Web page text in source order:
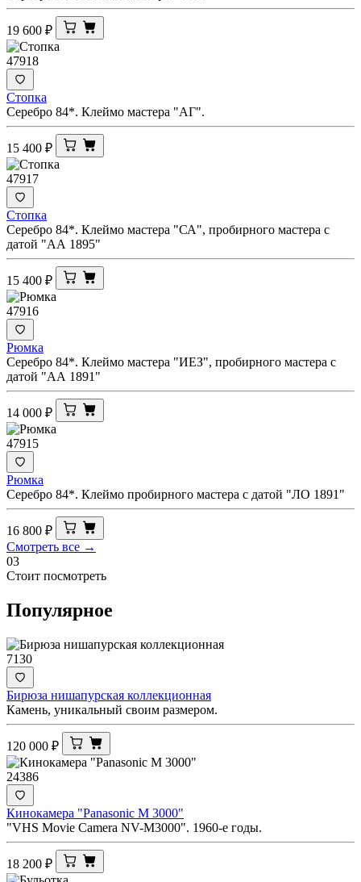
19 600 ₽
47918
Стопка
Серебро 84*. Клеймо мастера "АГ".
15 400 ₽
47917
Стопка
Серебро 84*. Клеймо мастера "СА", пробирного мастера с
датой "АА 1895"
15 400 ₽
47916
Рюмка
Серебро 84*. Клеймо мастера "ИЕЗ", пробирного мастера с
датой "АА 1891"
14 000 ₽
47915
Рюмка
Серебро 84*. Клеймо пробирного мастера с датой "ЛО 1891"
16 800 ₽
Смотреть все →
03
Стоит посмотреть
Популярное
7130
Бирюза нишапурская коллекционная
Камень, уникальный своим размером.
120 000 ₽
24386
Кинокамера "Panasonic M 3000"
"VHS Movie Camera NV-M3000". 1960-е годы.
18 200 ₽